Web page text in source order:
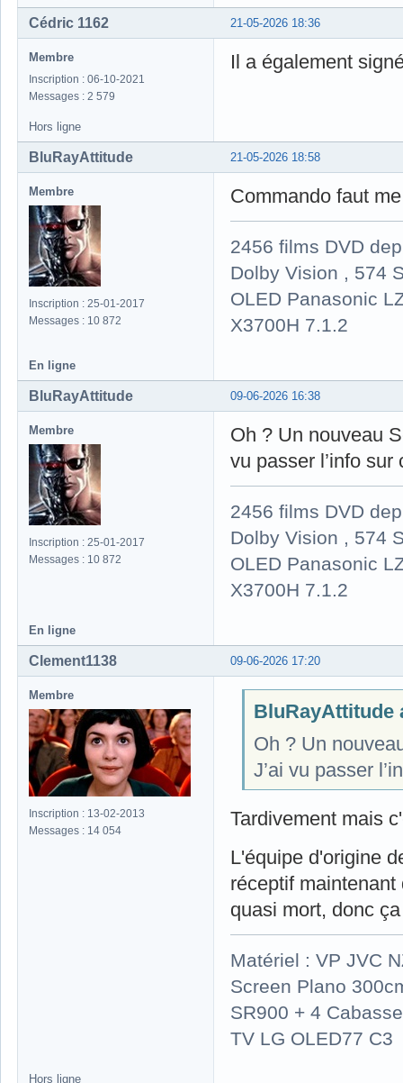
21-05-2026 18:36
Cédric 1162
Membre
Inscription : 06-10-2021
Messages : 2 579
Il a également
Hors ligne
21-05-2026 18:58
BluRayAttitude
Membre
Inscription : 25-01-2017
Messages : 10 872
Commando faut
2456 films DVD
Dolby Vision , 574
OLED Panasonic
X3700H 7.1.2
En ligne
09-06-2026 16:38
BluRayAttitude
Membre
Inscription : 25-01-2017
Messages : 10 872
Oh ? Un nouveau
vu passer l’info
2456 films DVD
Dolby Vision , 574
OLED Panasonic
X3700H 7.1.2
En ligne
09-06-2026 17:20
Clement1138
Membre
Inscription : 13-02-2013
Messages : 14 054
BluRayAttitude
Oh ? Un
J’ai vu passer
Tardivement mais
L'équipe d'origine
réceptif
quasi mort, donc
Matériel : VP JVC
Screen Plano
SR900 + 4
TV LG OLED77 C3
Hors ligne